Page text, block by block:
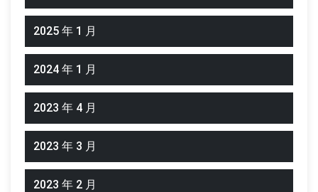
2025 年 1 月
2024 年 1 月
2023 年 4 月
2023 年 3 月
2023 年 2 月